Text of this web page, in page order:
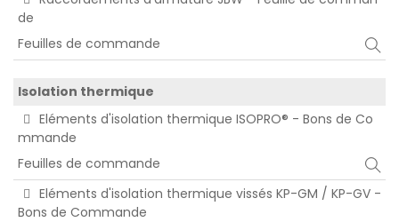
de
Feuilles de commande
Isolation thermique
Eléments d'isolation thermique ISOPRO® - Bons de Co
mmande
Feuilles de commande
Eléments d'isolation thermique vissés KP-GM / KP-GV -
Bons de Commande